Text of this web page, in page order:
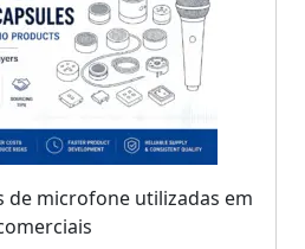
de microfone utilizadas em